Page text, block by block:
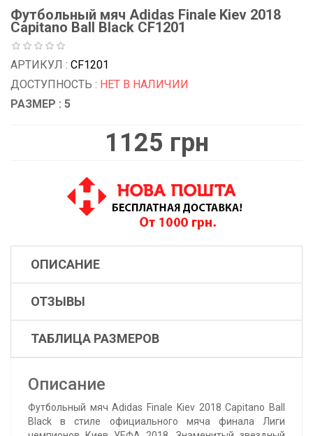
Футбольный мяч Adidas Finale Kiev 2018
Capitano Ball Black CF1201
АРТИКУЛ : CF1201
ДОСТУПНОСТЬ : НЕТ В НАЛИЧИИ
РАЗМЕР : 5
1125 грн
ОПИСАНИЕ
ОТЗЫВЫ
ТАБЛИЦА РАЗМЕРОВ
Описание
Футбольный мяч Adidas Finale Kiev 2018 Capitano Ball
Black в стиле официального мяча финала Лиги